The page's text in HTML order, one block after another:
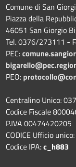
Comune di San
Piazza della
46051 San Giorgio
Tel. 0376/273111 -
PEC:
PEO:
Centralino Unico:
Codice Fiscale
P.IVA 00474420205
CODICE Ufficio unico:
Codice IPA:c_h883